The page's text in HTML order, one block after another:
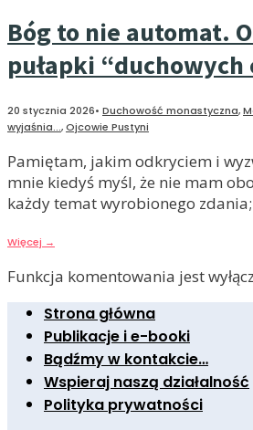
Bóg to nie automat.
pułapki
20 stycznia 2026• Duchowość monastyczna,
wyjaśnia...,Ojcowie Pustyni
Pamiętam, jakim odkryciem i
mnie kiedyś myśl, że nie mam
każdy temat wyrobionego
Więcej →
Funkcja komentowania jest
Strona główna
Publikacje i e-booki
Bądźmy w kontakcie…
Wspieraj naszą działalność
Polityka prywatności